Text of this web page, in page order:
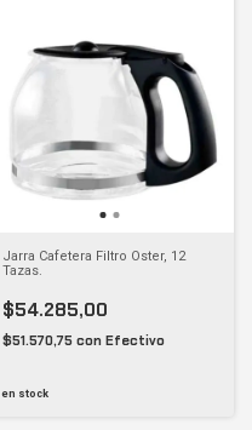
Jarra Cafetera Filtro Oster, 12
Tazas.
$54.285,00
$51.570,75 con Efectivo
en stock